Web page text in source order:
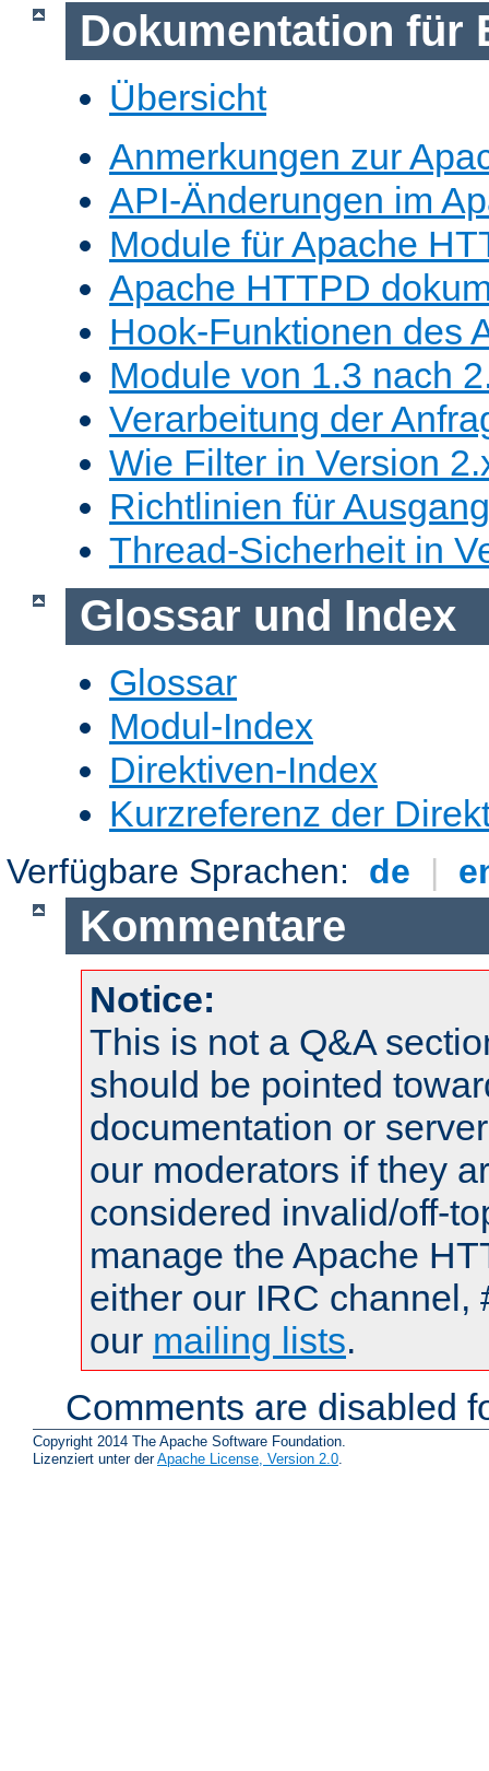
Dokumentation für
Übersicht
Anmerkungen zur
API-Änderungen im
Module für Apache
Apache HTTPD
Hook-Funktionen des
Module von 1.3 nach
Verarbeitung der
Wie Filter in Version
Richtlinien für
Thread-Sicherheit in
Glossar und Index
Glossar
Modul-Index
Direktiven-Index
Kurzreferenz der
Verfügbare Sprachen: de |
Kommentare
Notice:
This is not a Q&A
should be pointed
documentation or
our moderators if they
considered invalid/off-
manage the Apache
either our IRC channel,
our mailing lists.
Comments are disabled
Copyright 2014 The Apache Software Foundation.
Lizenziert unter derApache License, Version 2.0